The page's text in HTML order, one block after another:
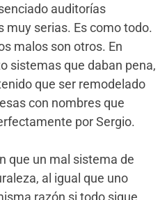
auditorías
muy serias. Es como todo.
malos son otros. En
sistemas que daban pena,
que ser remodelado
con nombres que
por Sergio.
que un mal sistema de
al igual que uno
razón si todo sigue